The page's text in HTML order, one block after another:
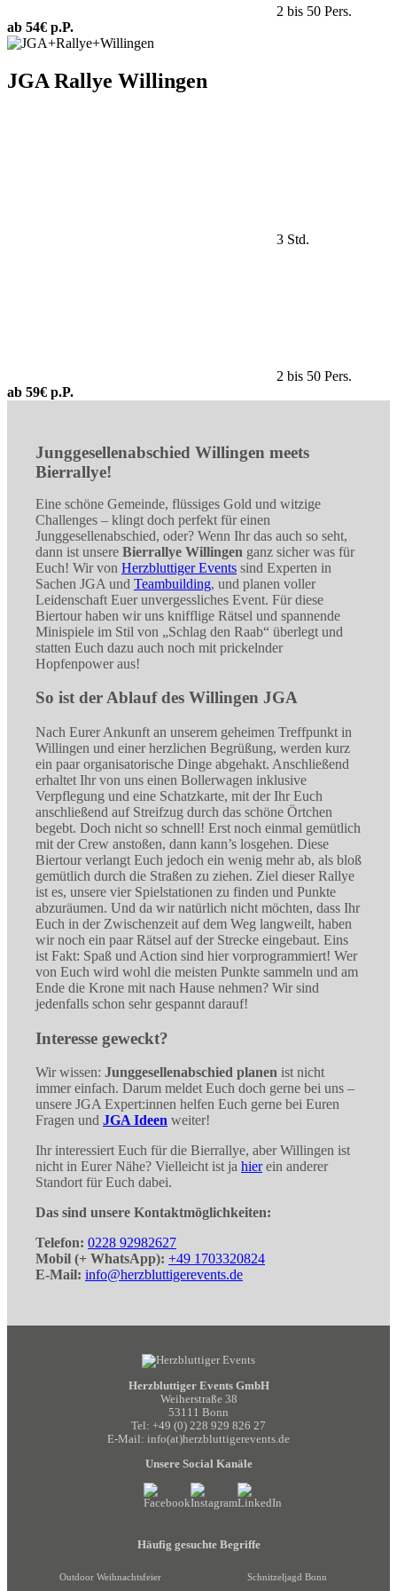
2 bis 50 Pers.
ab 54€ p.P.
JGA Rallye Willingen
3 Std.
2 bis 50 Pers.
ab 59€ p.P.
Junggesellenabschied Willingen meets
Bierrallye!
Eine schöne Gemeinde, flüssiges Gold und witzige
Challenges – klingt doch perfekt für einen
Junggesellenabschied, oder? Wenn Ihr das auch so seht,
dann ist unsere Bierrallye Willingen ganz sicher was für
Euch! Wir von Herzbluttiger Events sind Experten in
Sachen JGA und Teambuilding, und planen voller
Leidenschaft Euer unvergessliches Event. Für diese
Biertour haben wir uns knifflige Rätsel und spannende
Minispiele im Stil von „Schlag den Raab“ überlegt und
statten Euch dazu auch noch mit prickelnder
Hopfenpower aus!
So ist der Ablauf des Willingen JGA
Nach Eurer Ankunft an unserem geheimen Treffpunkt in
Willingen und einer herzlichen Begrüßung, werden kurz
ein paar organisatorische Dinge abgehakt. Anschließend
erhaltet Ihr von uns einen Bollerwagen inklusive
Verpflegung und eine Schatzkarte, mit der Ihr Euch
anschließend auf Streifzug durch das schöne Örtchen
begebt. Doch nicht so schnell! Erst noch einmal gemütlich
mit der Crew anstoßen, dann kann’s losgehen. Diese
Biertour verlangt Euch jedoch ein wenig mehr ab, als bloß
gemütlich durch die Straßen zu ziehen. Ziel dieser Rallye
ist es, unsere vier Spielstationen zu finden und Punkte
abzuräumen. Und da wir natürlich nicht möchten, dass Ihr
Euch in der Zwischenzeit auf dem Weg langweilt, haben
wir noch ein paar Rätsel auf der Strecke eingebaut. Eins
ist Fakt: Spaß und Action sind hier vorprogrammiert! Wer
von Euch wird wohl die meisten Punkte sammeln und am
Ende die Krone mit nach Hause nehmen? Wir sind
jedenfalls schon sehr gespannt darauf!
Interesse geweckt?
Wir wissen: Junggesellenabschied planen ist nicht
immer einfach. Darum meldet Euch doch gerne bei uns –
unsere JGA Expert:innen helfen Euch gerne bei Euren
Fragen und JGA Ideen weiter!
Ihr interessiert Euch für die Bierrallye, aber Willingen ist
nicht in Eurer Nähe? Vielleicht ist ja hierein anderer
Standort für Euch dabei.
Das sind unsere Kontaktmöglichkeiten:
Telefon: 0228 92982627
Mobil (+ WhatsApp): +49 1703320824
E-Mail: info@herzbluttigerevents.de
Herzbluttiger Events GmbH
Weiherstraße 38
53111 Bonn
Tel: +49 (0) 228 929 826 27
E-Mail: info(at)herzbluttigerevents.de
Unsere Social Kanäle
Häufig gesuchte Begriffe
Outdoor Weihnachtsfeier Schnitzeljagd Bonn